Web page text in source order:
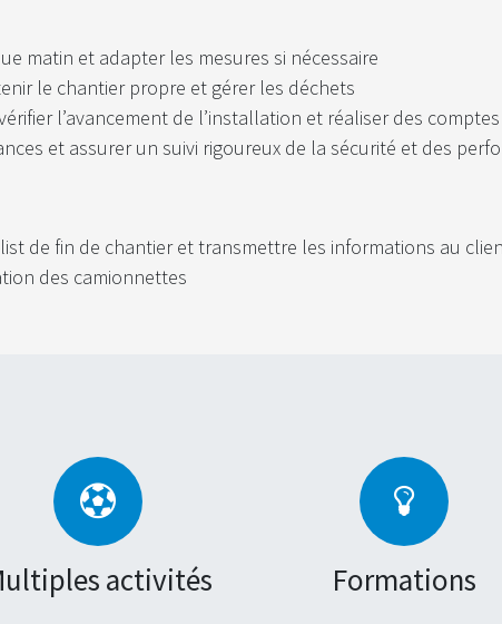
matin et adapter les mesures si nécessaire
le chantier propre et gérer les déchets
l’avancement de l’installation et réaliser des
et assurer un suivi rigoureux de la sécurité et des
de fin de chantier et transmettre les informations au
des camionnettes
activités Formations